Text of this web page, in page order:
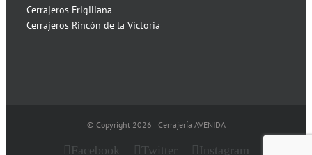
Cerrajeros Frigiliana
Cerrajeros Rincón de la Victoria
© Copyright 2026 | Cerrajería AVENIDA
Facebook Twitter Instagram